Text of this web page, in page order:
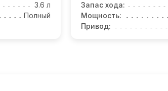
3.6 л
Полный
Запас хода:
Мощность:
Привод: